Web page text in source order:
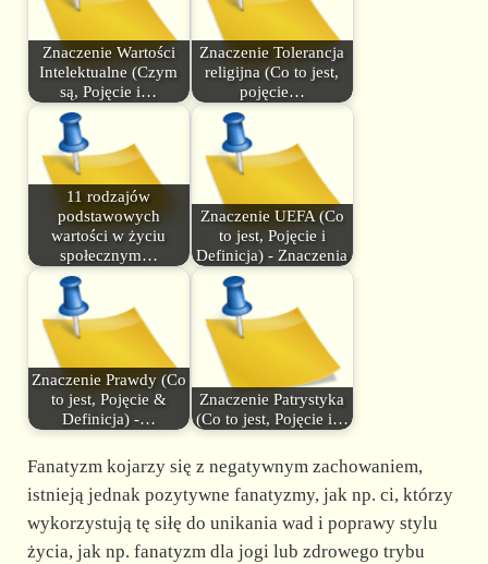
Znaczenie Wartości
Intelektualne (Czym
są, Pojęcie i…
Znaczenie Tolerancja
religijna (Co to jest,
pojęcie…
11 rodzajów
podstawowych
wartości w życiu
społecznym…
Znaczenie UEFA (Co
to jest, Pojęcie i
Definicja) - Znaczenia
Znaczenie Prawdy (Co
to jest, Pojęcie &
Definicja) -…
Znaczenie Patrystyka
(Co to jest, Pojęcie i…
Fanatyzm kojarzy się z negatywnym zachowaniem,
istnieją jednak pozytywne fanatyzmy, jak np. ci, którzy
wykorzystują tę siłę do unikania wad i poprawy stylu
życia, jak np. fanatyzm dla jogi lub zdrowego trybu